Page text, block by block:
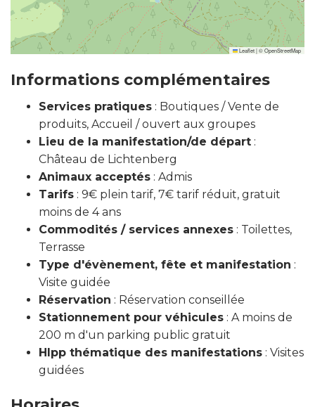
Leaflet|©OpenStreetMap
Informations complémentaires
Services pratiques : Boutiques / Vente de
produits, Accueil / ouvert aux groupes
Lieu de la manifestation/de départ :
Château de Lichtenberg
Animaux acceptés : Admis
Tarifs : 9€ plein tarif, 7€ tarif réduit, gratuit
moins de 4 ans
Commodités / services annexes : Toilettes,
Terrasse
Type d'évènement, fête et manifestation :
Visite guidée
Réservation : Réservation conseillée
Stationnement pour véhicules : A moins de
200 m d'un parking public gratuit
Hlpp thématique des manifestations : Visites
guidées